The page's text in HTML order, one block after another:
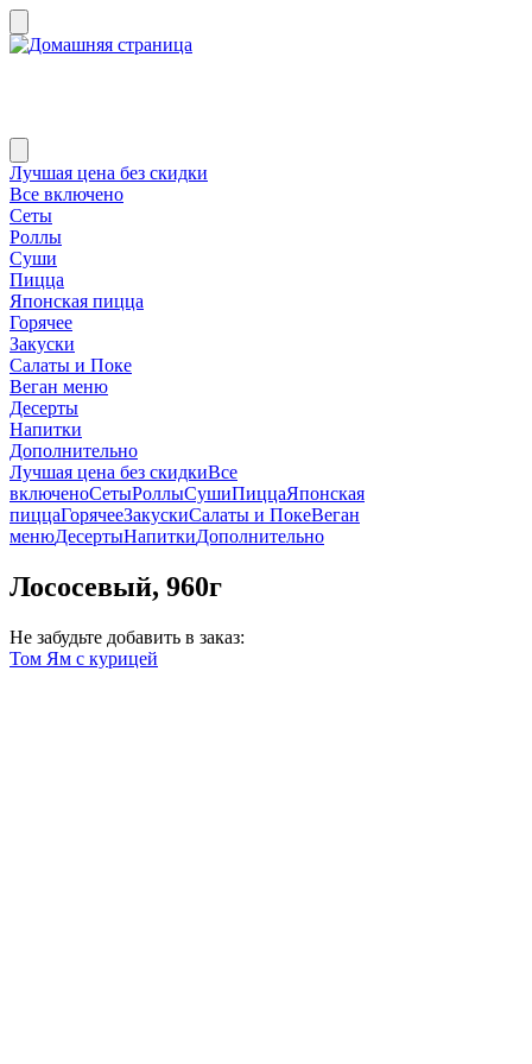
Лучшая цена без скидки
Все включено
Сеты
Роллы
Суши
Пицца
Японская пицца
Горячее
Закуски
Салаты и Поке
Веган меню
Десерты
Напитки
Дополнительно
Лучшая цена без скидкиВсе
включеноСетыРоллыСушиПиццаЯпонская
пиццаГорячееЗакускиСалаты и ПокеВеган
менюДесертыНапиткиДополнительно
Лососевый, 960г
Не забудьте добавить в заказ:
Том Ям с курицей